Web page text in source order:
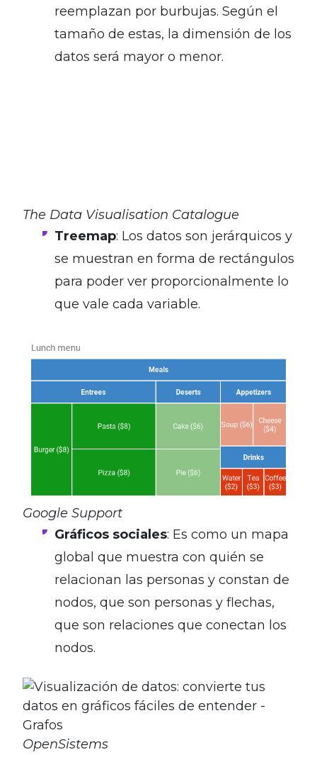
reemplazan por burbujas. Según el
tamaño de estas, la dimensión de los
datos será mayor o menor.
The Data Visualisation Catalogue
Treemap: Los datos son jerárquicos y
se muestran en forma de rectángulos
para poder ver proporcionalmente lo
que vale cada variable.
Google Support
Gráficos sociales: Es como un mapa
global que muestra con quién se
relacionan las personas y constan de
nodos, que son personas y flechas,
que son relaciones que conectan los
nodos.
OpenSistems